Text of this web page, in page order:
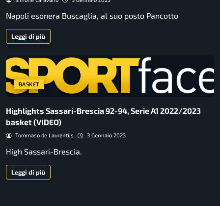
Napoli esonera Buscaglia, al suo posto Pancotto
Leggi di più
BASKET
Highlights Sassari-Brescia 92-94, Serie A1 2022/2023
basket (VIDEO)
Tommaso de Laurentiis 3 Gennaio 2023
High Sassari-Brescia.
Leggi di più